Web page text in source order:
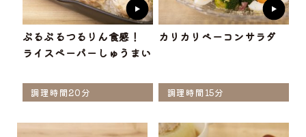
ぷるぷるつるりん食感！
ライスペーパーしゅうまい
調理時間20分
カリカリベーコンサラダ
調理時間15分